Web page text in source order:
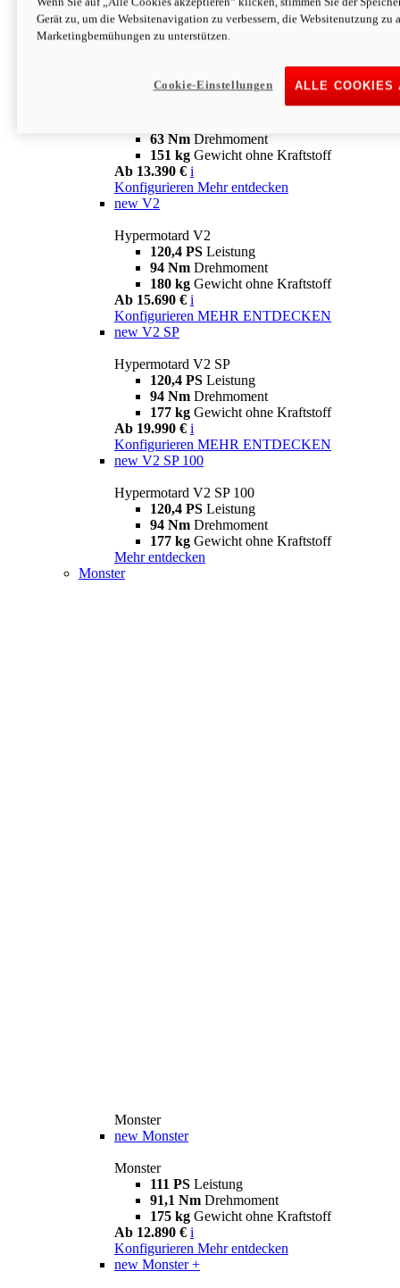
63 NmDrehmoment
151 kgGewicht ohne Kraftstoff
Ab 13.890 € i
63 Nm Drehmoment
151 kg Gewicht ohne Kraftstoff
Ab 13.390 € i
Konfigurieren Mehr entdecken
new V2
Hypermotard V2
120,4 PS Leistung
94 Nm Drehmoment
180 kg Gewicht ohne Kraftstoff
Ab 15.690 € i
Konfigurieren MEHR ENTDECKEN
new V2 SP
Hypermotard V2 SP
120,4 PS Leistung
94 Nm Drehmoment
177 kg Gewicht ohne Kraftstoff
Ab 19.990 € i
Konfigurieren MEHR ENTDECKEN
new V2 SP 100
Hypermotard V2 SP 100
120,4 PS Leistung
94 Nm Drehmoment
177 kg Gewicht ohne Kraftstoff
Mehr entdecken
Monster
Monster
new Monster
Monster
111 PS Leistung
91,1 Nm Drehmoment
175 kg Gewicht ohne Kraftstoff
Ab 12.890 € i
Konfigurieren Mehr entdecken
new Monster +
Gerät zu, um die Websitenavigation zu verbessern, die Websitenutzung zu
Marketingbemühungen zu unterstützen.
ALLE COOKIES
Cookie-Einstellungen